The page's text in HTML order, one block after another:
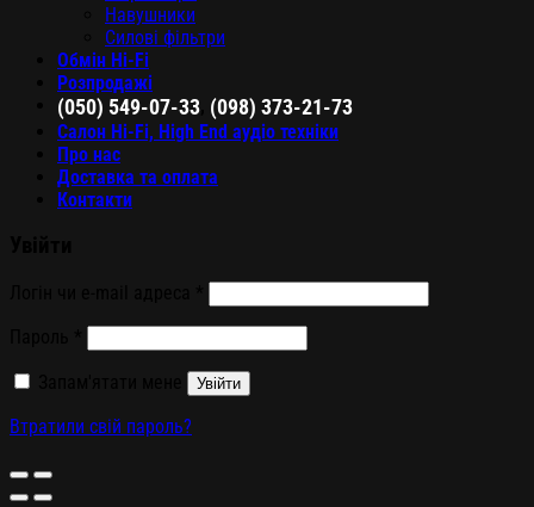
Навушники
Силові фільтри
Обмін Hi-Fi
Розпродажі
(050) 549-07-33 (098) 373-21-73
Салон Hi-Fi, High End аудіо техніки
Про нас
Доставка та оплата
Контакти
Увійти
Втратили свій пароль?